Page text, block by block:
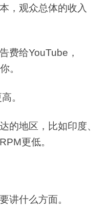
，观众总体的收入
费给YouTube，
。
。
的地区，比如印度、
更低。
讲什么方面。